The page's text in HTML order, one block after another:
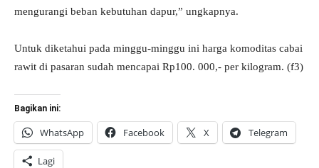
mengurangi beban kebutuhan dapur,” ungkapnya.
Untuk diketahui pada minggu-minggu ini harga komoditas cabai
rawit di pasaran sudah mencapai Rp100. 000,- per kilogram. (f3)
Bagikan ini:
WhatsApp Facebook X Telegram
Lagi